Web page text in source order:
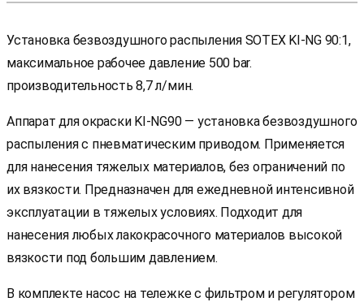
Установка безвоздушного распыления SOTEX KI-NG 90:1,
максимальное рабочее давление 500 bar.
производительность 8,7 л/мин.
Аппарат для окраски KI-NG90 — установка безвоздушного
распыления с пневматическим приводом. Применяется
для нанесения тяжелых материалов, без ограничений по
их вязкости. Предназначен для ежедневной интенсивной
эксплуатации в тяжелых условиях. Подходит для
нанесения любых лакокрасочного материалов высокой
вязкости под большим давлением.
В комплекте насос на тележке с фильтром и регулятором